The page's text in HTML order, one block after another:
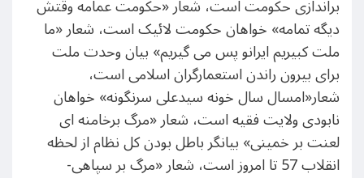
براندازی حکومت است، شعار «حکومت عمامه وقتش
دیگه تمامه» خواهان حکومت لائیک است، شعار «ما
ملت کبیریم ایرانو پس می گیریم» بیان وحدت ملت
برای بیرون راندن استعمارگران اسلامی است،
شعار«امسال سال خونه سیدعلی سرنگونه» خواهان
نابودی ولایت فقیه است، شعار «مرگ برخامنه ای
لعنت بر خمینی» بیانگر باطل بودن کل نظام از لحظه
انقلاب 57 تا امروز است، شعار «مرگ بر سپاهی-